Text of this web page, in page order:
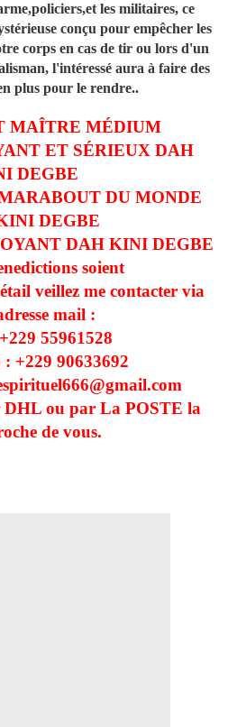
les militaires, ce
conçu pour empêcher les
corps en cas de tir ou lors d'un
l'intéressé aura à faire des
plus pour le rendre..
MAÎTRE MÉDIUM
ET SÉRIEUX DAH
DEGBE
DU MONDE
DEGBE
DAH KINI DEGBE
soient
veillez me contacter via
mail :
55961528
: +229 90633692
ou par La POSTE la
de vous.